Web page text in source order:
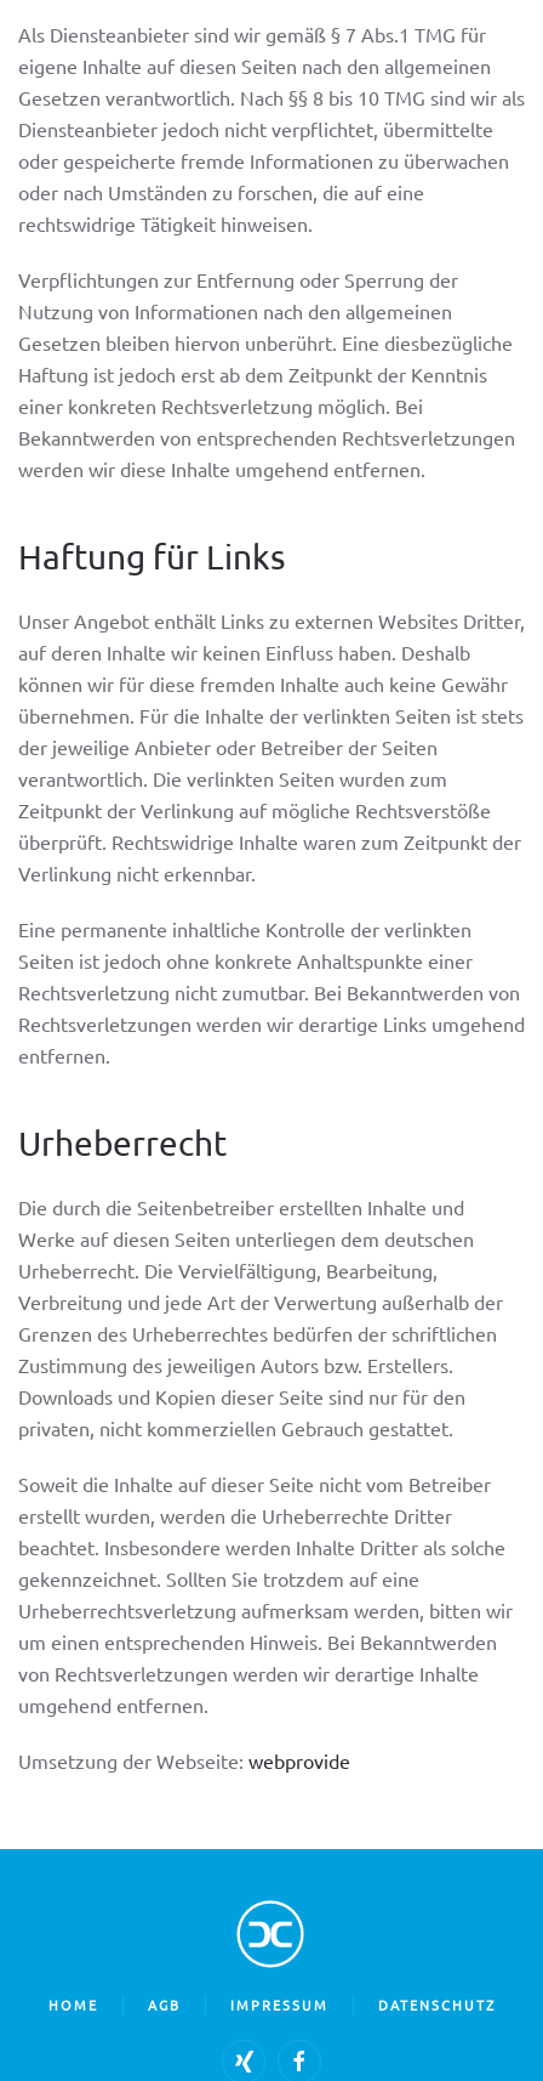
Als Diensteanbieter sind wir gemäß § 7 Abs.1 TMG für
eigene Inhalte auf diesen Seiten nach den allgemeinen
Gesetzen verantwortlich. Nach §§ 8 bis 10 TMG sind wir als
Diensteanbieter jedoch nicht verpflichtet, übermittelte
oder gespeicherte fremde Informationen zu überwachen
oder nach Umständen zu forschen, die auf eine
rechtswidrige Tätigkeit hinweisen.
Verpflichtungen zur Entfernung oder Sperrung der
Nutzung von Informationen nach den allgemeinen
Gesetzen bleiben hiervon unberührt. Eine diesbezügliche
Haftung ist jedoch erst ab dem Zeitpunkt der Kenntnis
einer konkreten Rechtsverletzung möglich. Bei
Bekanntwerden von entsprechenden Rechtsverletzungen
werden wir diese Inhalte umgehend entfernen.
Haftung für Links
Unser Angebot enthält Links zu externen Websites Dritter,
auf deren Inhalte wir keinen Einfluss haben. Deshalb
können wir für diese fremden Inhalte auch keine Gewähr
übernehmen. Für die Inhalte der verlinkten Seiten ist stets
der jeweilige Anbieter oder Betreiber der Seiten
verantwortlich. Die verlinkten Seiten wurden zum
Zeitpunkt der Verlinkung auf mögliche Rechtsverstöße
überprüft. Rechtswidrige Inhalte waren zum Zeitpunkt der
Verlinkung nicht erkennbar.
Eine permanente inhaltliche Kontrolle der verlinkten
Seiten ist jedoch ohne konkrete Anhaltspunkte einer
Rechtsverletzung nicht zumutbar. Bei Bekanntwerden von
Rechtsverletzungen werden wir derartige Links umgehend
entfernen.
Urheberrecht
Die durch die Seitenbetreiber erstellten Inhalte und
Werke auf diesen Seiten unterliegen dem deutschen
Urheberrecht. Die Vervielfältigung, Bearbeitung,
Verbreitung und jede Art der Verwertung außerhalb der
Grenzen des Urheberrechtes bedürfen der schriftlichen
Zustimmung des jeweiligen Autors bzw. Erstellers.
Downloads und Kopien dieser Seite sind nur für den
privaten, nicht kommerziellen Gebrauch gestattet.
Soweit die Inhalte auf dieser Seite nicht vom Betreiber
erstellt wurden, werden die Urheberrechte Dritter
beachtet. Insbesondere werden Inhalte Dritter als solche
gekennzeichnet. Sollten Sie trotzdem auf eine
Urheberrechtsverletzung aufmerksam werden, bitten wir
um einen entsprechenden Hinweis. Bei Bekanntwerden
von Rechtsverletzungen werden wir derartige Inhalte
umgehend entfernen.
Umsetzung der Webseite: webprovide
HOME AGB IMPRESSUM DATENSCHUTZ